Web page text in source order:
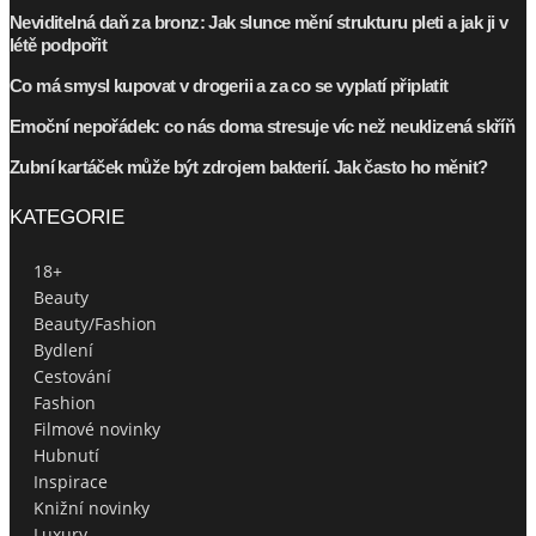
Neviditelná daň za bronz: Jak slunce mění strukturu pleti a jak ji v
létě podpořit
Co má smysl kupovat v drogerii a za co se vyplatí připlatit
Emoční nepořádek: co nás doma stresuje víc než neuklizená skříň
Zubní kartáček může být zdrojem bakterií. Jak často ho měnit?
KATEGORIE
18+
Beauty
Beauty/Fashion
Bydlení
Cestování
Fashion
Filmové novinky
Hubnutí
Inspirace
Knižní novinky